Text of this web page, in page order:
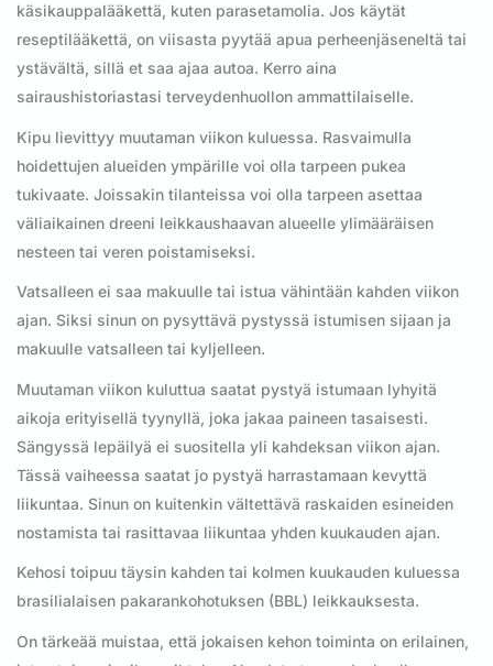
käsikauppalääkettä, kuten parasetamolia. Jos käytät
reseptilääkettä, on viisasta pyytää apua perheenjäseneltä tai
ystävältä, sillä et saa ajaa autoa. Kerro aina
sairaushistoriastasi terveydenhuollon ammattilaiselle.
Kipu lievittyy muutaman viikon kuluessa. Rasvaimulla
hoidettujen alueiden ympärille voi olla tarpeen pukea
tukivaate. Joissakin tilanteissa voi olla tarpeen asettaa
väliaikainen dreeni leikkaushaavan alueelle ylimääräisen
nesteen tai veren poistamiseksi.
Vatsalleen ei saa makuulle tai istua vähintään kahden viikon
ajan. Siksi sinun on pysyttävä pystyssä istumisen sijaan ja
makuulle vatsalleen tai kyljelleen.
Muutaman viikon kuluttua saatat pystyä istumaan lyhyitä
aikoja erityisellä tyynyllä, joka jakaa paineen tasaisesti.
Sängyssä lepäilyä ei suositella yli kahdeksan viikon ajan.
Tässä vaiheessa saatat jo pystyä harrastamaan kevyttä
liikuntaa. Sinun on kuitenkin vältettävä raskaiden esineiden
nostamista tai rasittavaa liikuntaa yhden kuukauden ajan.
Kehosi toipuu täysin kahden tai kolmen kuukauden kuluessa
brasilialaisen pakarankohotuksen (BBL) leikkauksesta.
On tärkeää muistaa, että jokaisen kehon toiminta on erilainen,